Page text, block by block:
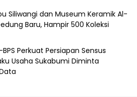
Siliwangi dan Museum Keramik Al-
Baru, Hampir 500 Koleksi
Perkuat Persiapan Sensus
Usaha Sukabumi Diminta